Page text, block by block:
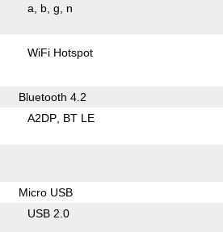
a b g n
WiFi Hotspot
Bluetooth 4.2
A2DP BT LE
Micro USB
USB 2.0